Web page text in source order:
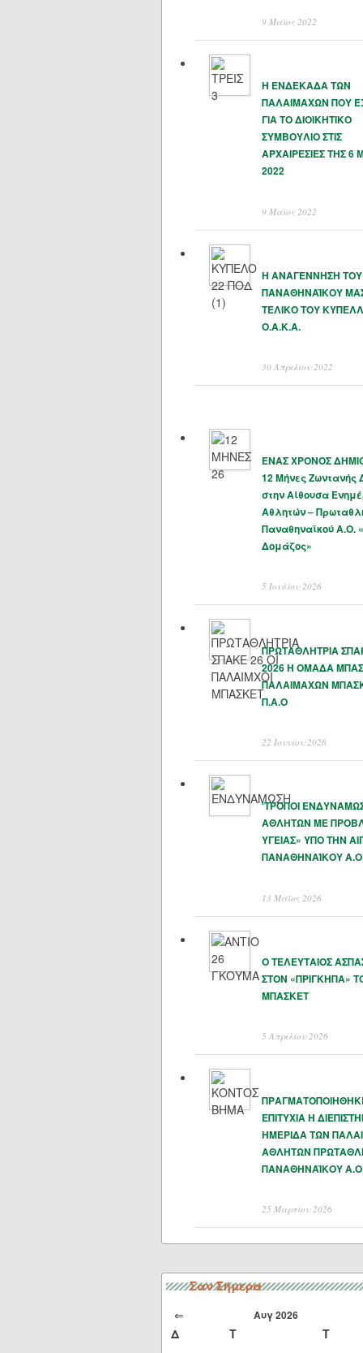
9 Μάϊος 2022
Η ΕΝΔΕΚΑΔΑ ΤΩΝ
ΠΑΛΑΙΜΑΧΩΝ ΠΟΥ
ΓΙΑ ΤΟ ΔΙΟΙΚΗΤΙΚΟ
ΣΥΜΒΟΥΛΙΟ ΣΤΙΣ
ΑΡΧΑΙΡΕΣΙΕΣ ΤΗΣ 6
2022
9 Μάϊος 2022
Η ΑΝΑΓΕΝΝΗΣΗ ΤΟΥ
ΠΑΝΑΘΗΝΑΪΚΟΥ
ΤΕΛΙΚΟ ΤΟΥ
Ο.Α.Κ.Α.
30 Απριλίου 2022
ΕΝΑΣ ΧΡΟΝΟΣ
12 Μήνες Ζωντανής
στην Αίθουσα
Αθλητών –
Παναθηναϊκού Α.Ο.
Δομάζος»
5 Ιουλίου 2026
ΠΡΩΤΑΘΛΗΤΡΙΑ
2026 Η ΟΜΑΔΑ
ΠΑΛΑΙΜΑΧΩΝ
Π.Α.Ο
22 Ιουνίου 2026
‘ΤΡΟΠΟΙ
ΑΘΛΗΤΩΝ ΜΕ
ΥΓΕΙΑΣ» ΥΠΟ ΤΗΝ
ΠΑΝΑΘΗΝΑΊΚΟΥ Α.Ο
13 Μάϊος 2026
Ο ΤΕΛΕΥΤΑΙΟΣ
ΣΤΟΝ «ΠΡΙΓΚΗΠΑ»
ΜΠΑΣΚΕΤ
5 Απριλίου 2026
ΕΠΙΤΥΧΙΑ Η
ΗΜΕΡΙΔΑ ΤΩΝ
ΑΘΛΗΤΩΝ
ΠΑΝΑΘΗΝΑΪΚΟΥ Α.Ο
25 Μαρτίου 2026
Σαν Σήμερα
⇐
Αυγ 2026
Δ Τ Τ